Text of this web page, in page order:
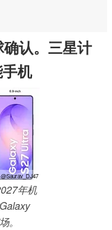
认。三星计
机
年机
。